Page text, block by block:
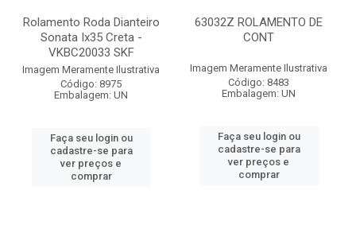
Rolamento Roda Dianteiro
Sonata Ix35 Creta -
VKBC20033 SKF
Imagem Meramente Ilustrativa
Código: 8975
Embalagem: UN
Faça seu login ou
cadastre-se para
ver preços e
comprar
63032Z ROLAMENTO DE
CONT
Imagem Meramente Ilustrativa
Código: 8483
Embalagem: UN
Faça seu login ou
cadastre-se para
ver preços e
comprar